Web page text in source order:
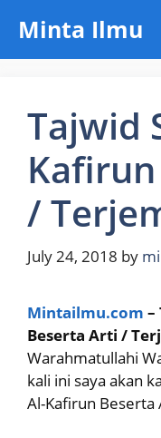
content
Minta Ilmu
Tajwid
/
July 24, 2018 by
Mintailmu.com –
Beserta Arti /
Warahmatullahi
kali ini saya akan
Al-Kafirun